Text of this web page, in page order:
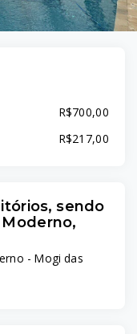
R$700,00
R$217,00
sendo
- Mogi das